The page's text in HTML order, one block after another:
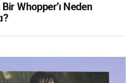
Whopper’ı Neden